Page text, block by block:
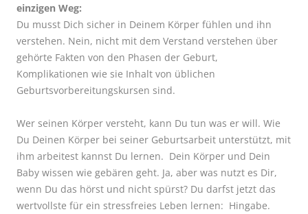
einzigen Weg:
Du musst Dich sicher in Deinem Körper fühlen und ihn
verstehen. Nein, nicht mit dem Verstand verstehen über
gehörte Fakten von den Phasen der Geburt,
Komplikationen wie sie Inhalt von üblichen
Geburtsvorbereitungskursen sind.
Wer seinen Körper versteht, kann Du tun was er will. Wie
Du Deinen Körper bei seiner Geburtsarbeit unterstützt, mit
ihm arbeitest kannst Du lernen. Dein Körper und Dein
Baby wissen wie gebären geht. Ja, aber was nutzt es Dir,
wenn Du das hörst und nicht spürst? Du darfst jetzt das
wertvollste für ein stressfreies Leben lernen: Hingabe.